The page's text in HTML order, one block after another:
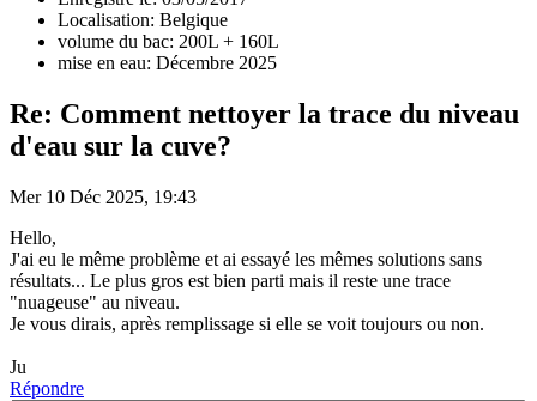
Localisation: Belgique
volume du bac: 200L + 160L
mise en eau: Décembre 2025
Re: Comment nettoyer la trace du niveau
d'eau sur la cuve?
Mer 10 Déc 2025, 19:43
Hello,
J'ai eu le même problème et ai essayé les mêmes solutions sans
résultats... Le plus gros est bien parti mais il reste une trace
"nuageuse" au niveau.
Je vous dirais, après remplissage si elle se voit toujours ou non.
Ju
Répondre